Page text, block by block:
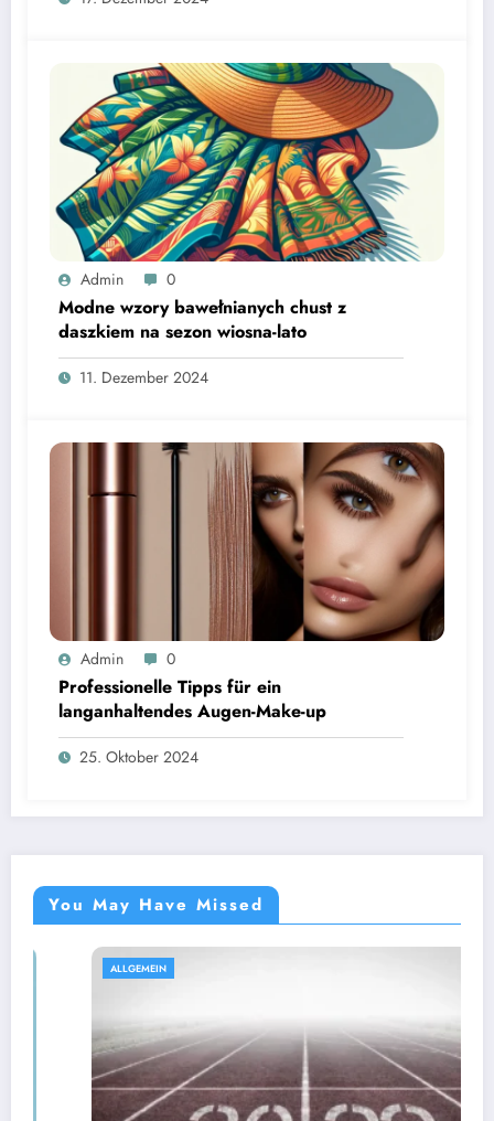
Admin 0
Modne wzory bawełnianych chust z
daszkiem na sezon wiosna-lato
11. Dezember 2024
Admin 0
Professionelle Tipps für ein
langanhaltendes Augen-Make-up
25. Oktober 2024
You May Have Missed